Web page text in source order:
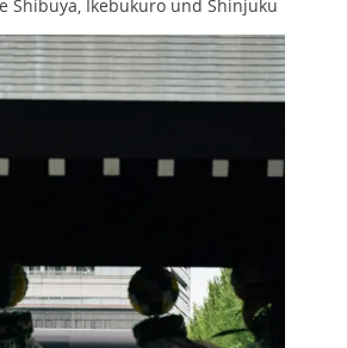
Shibuya, Ikebukuro und Shinjuku